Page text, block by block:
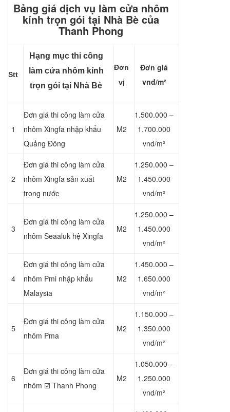
Bảng giá dịch vụ làm cửa nhôm
kính trọn gói tại Nhà Bè của
Thanh Phong
Stt
Hạng mục thi công
làm cửa nhôm kính
trọn gói tại Nhà Bè
Đơn
vị
Đơn giá
vnd/m²
1
Đơn giá thi công làm cửa
nhôm Xingfa nhập khẩu
Quảng Đông
M2
1.500.000 –
1.700.000
vnd/m²
2
Đơn giá thi công làm cửa
nhôm Xingfa sản xuất
trong nước
M2
1.250.000 –
1.450.000
vnd/m²
3
Đơn giá thi công làm cửa
nhôm Seaaluk hệ Xingfa
M2
1.250.000 –
1.450.000
vnd/m²
4
Đơn giá thi công làm cửa
nhôm Pmi nhập khẩu
Malaysia
M2
1.450.000 –
1.650.000
vnd/m²
5
Đơn giá thi công làm cửa
nhôm Pma
M2
1.150.000 –
1.350.000
vnd/m²
6
Đơn giá thi công làm cửa
nhôm ☑️ Thanh Phong
M2
1.050.000 –
1.250.000
vnd/m²